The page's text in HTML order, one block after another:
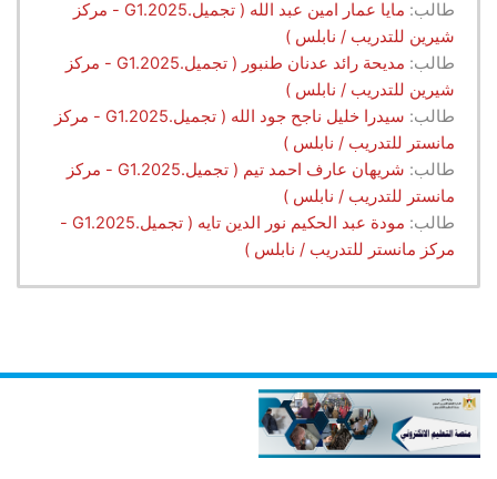
طالب:
مايا عمار امين عبد الله ( تجميل.G1.2025 - مركز
شيرين للتدريب / نابلس )
طالب:
مديحة رائد عدنان طنبور ( تجميل.G1.2025 - مركز
شيرين للتدريب / نابلس )
طالب:
سيدرا خليل ناجح جود الله ( تجميل.G1.2025 - مركز
مانستر للتدريب / نابلس )
طالب:
شريهان عارف احمد تيم ( تجميل.G1.2025 - مركز
مانستر للتدريب / نابلس )
طالب:
مودة عبد الحكيم نور الدين تايه ( تجميل.G1.2025 -
مركز مانستر للتدريب / نابلس )